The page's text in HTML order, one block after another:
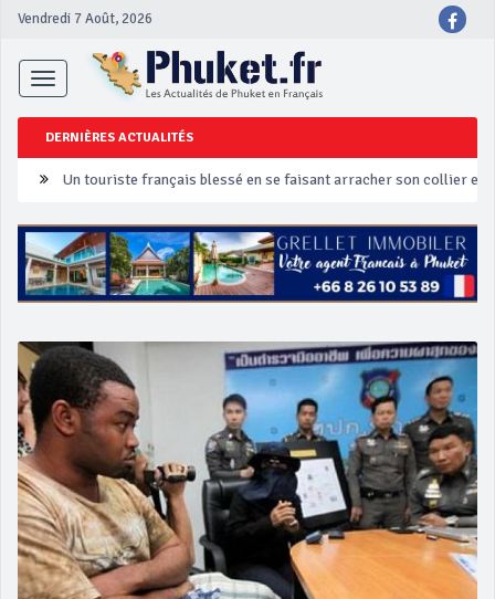
Vendredi 7 Août, 2026
Toggle
navigation
DERNIÈRES ACTUALITÉS
Un touriste français blessé en se faisant arracher son collier en
Phuket Peranakan Festival
‘Phuket Eye’ assurera la sécurité pendant Songkran
Campagne de sécurité routière ‘Seven Days of Danger’ de